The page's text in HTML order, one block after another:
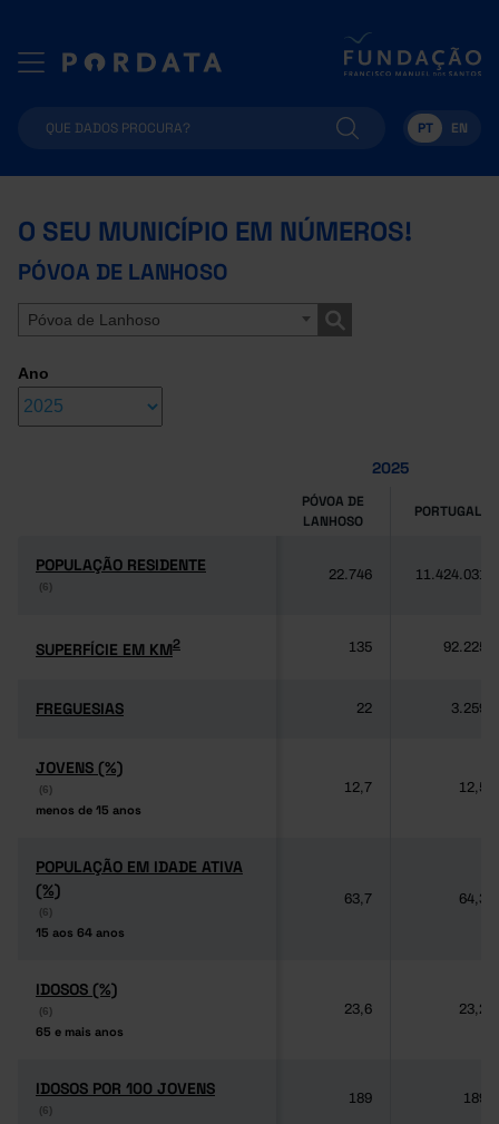
PT EN
O SEU MUNICÍPIO EM NÚMEROS!
PÓVOA DE LANHOSO
Póvoa de Lanhoso
Ano
2025
PÓVOA DE
LANHOSO
PORTUGAL
POPULAÇÃO RESIDENTE
(6)
POPULAÇÃO RESIDENTE
(6)
22.746 11.424.031
SUPERFÍCIE EM KM2
SUPERFÍCIE EM KM2 135 92.225
FREGUESIAS
FREGUESIAS 22 3.259
JOVENS (%)
(6)
menos de 15 anos
JOVENS (%)
(6)
menos de 15 anos
12,7 12,5
POPULAÇÃO EM IDADE ATIVA
(%)
(6)
15 aos 64 anos
POPULAÇÃO EM IDADE ATIVA
(%)
(6)
15 aos 64 anos
63,7 64,3
IDOSOS (%)
(6)
65 e mais anos
IDOSOS (%)
(6)
65 e mais anos
23,6 23,2
IDOSOS POR 100 JOVENS
(6)
IDOSOS POR 100 JOVENS
(6)
189 189